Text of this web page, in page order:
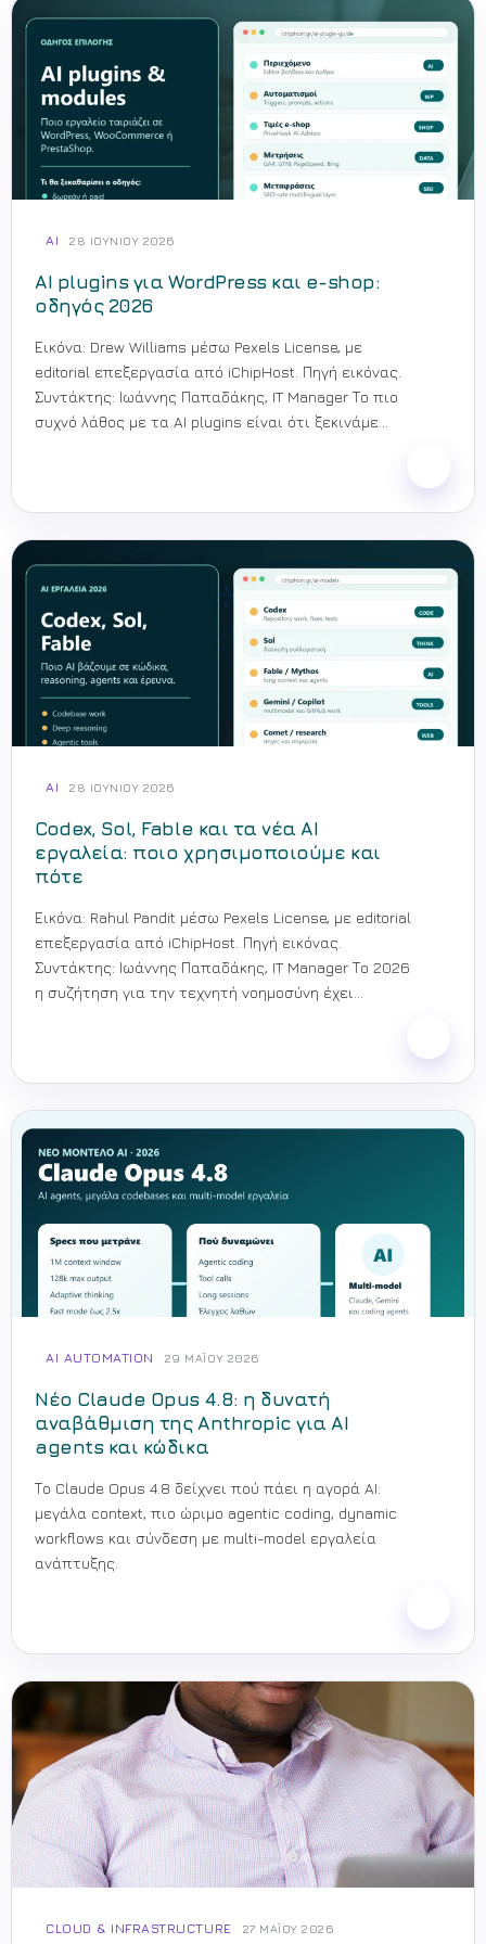
AI 28 ΙΟΥΝΊΟΥ 2026
AI plugins για WordPress και e-shop:
οδηγός 2026
Εικόνα: Drew Williams μέσω Pexels License, με
editorial επεξεργασία από iChipHost. Πηγή εικόνας.
Συντάκτης: Ιωάννης Παπαδάκης, IT Manager Το πιο
συχνό λάθος με τα AI plugins είναι ότι ξεκινάμε
AI 28 ΙΟΥΝΊΟΥ 2026
Codex, Sol, Fable και τα νέα AI
εργαλεία: ποιο χρησιμοποιούμε και
πότε
Εικόνα: Rahul Pandit μέσω Pexels License, με editorial
επεξεργασία από iChipHost. Πηγή εικόνας.
Συντάκτης: Ιωάννης Παπαδάκης, IT Manager Το 2026
η συζήτηση για την τεχνητή νοημοσύνη έχει
AI AUTOMATION 29 ΜΑΪ́ΟΥ 2026
Νέο Claude Opus 4.8: η δυνατή
αναβάθμιση της Anthropic για AI
agents και κώδικα
Το Claude Opus 4.8 δείχνει πού πάει η αγορά AI:
μεγάλα context, πιο ώριμο agentic coding, dynamic
workflows και σύνδεση με multi-model εργαλεία
ανάπτυξης.
CLOUD & INFRASTRUCTURE 27 ΜΑΪ́ΟΥ 2026